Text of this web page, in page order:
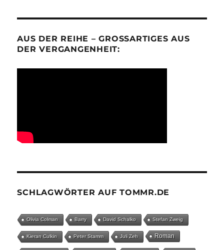
AUS DER REIHE – GROSSARTIGES AUS D
ER VERGANGENHEIT:
SCHLAGWÖRTER AUF TOMMR.DE
Olivia Colman Barry David Schalko Stefan Zweig
Kieran Culkin Peter Stamm Juli Zeh Roman